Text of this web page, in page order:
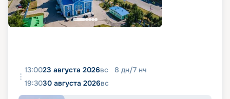
13:0023 августа 2026вс 8 дн/7 нч
19:3030 августа 2026вс